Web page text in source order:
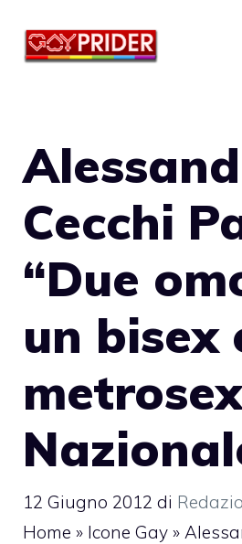
Cecchi
“Due
un bisex
12 Giugno 2012 di
Home » Icone Gay »